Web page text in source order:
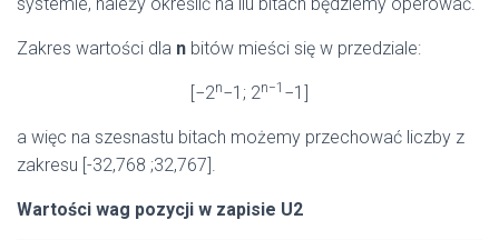
Zakres wartości dla n bitów mieści się w przedziale:
[−2n−1; 2n−1 −1]
a więc na szesnastu bitach możemy przechować liczby z
zakresu [-32,768 ;32,767].
Wartości wag pozycji w zapisie U2